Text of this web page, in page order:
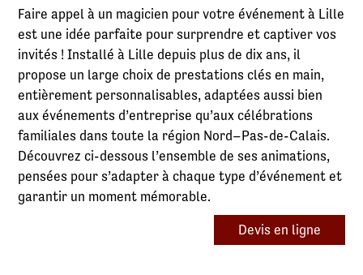
Faire appel à un magicien pour votre événement à Lille
est une idée parfaite pour surprendre et captiver vos
invités ! Installé à Lille depuis plus de dix ans, il
propose un large choix de prestations clés en main,
entièrement personnalisables, adaptées aussi bien
aux événements d’entreprise qu’aux célébrations
familiales dans toute la région Nord–Pas-de-Calais.
Découvrez ci-dessous l’ensemble de ses animations,
pensées pour s’adapter à chaque type d’événement et
garantir un moment mémorable.
Devis en ligne